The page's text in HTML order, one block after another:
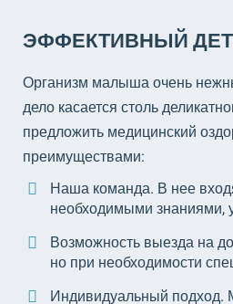
ЭФФЕКТИВНЫЙ
Организм малыша очень
дело касается столь
предложить медицинский
преимуществами:
Наша команда. В нее
необходимыми знаниями,
Возможность выезда на
но при необходимости
Индивидуальный подход.